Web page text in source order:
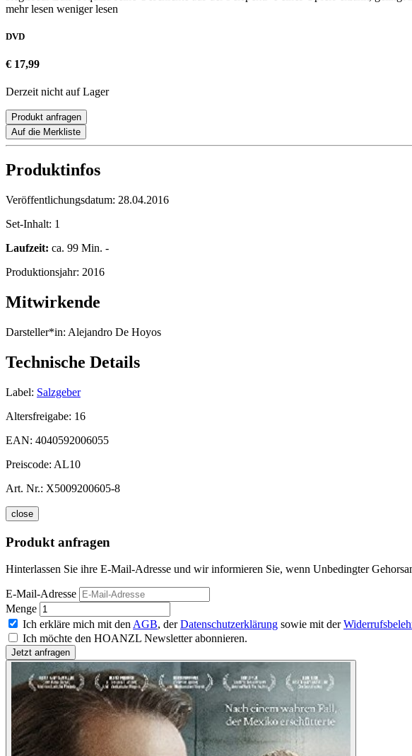
mehr lesen weniger lesen
DVD
€ 17,99
Derzeit nicht auf Lager
Produkt anfragen
Auf die Merkliste
Produktinfos
Veröffentlichungsdatum: 28.04.2016
Set-Inhalt: 1
Laufzeit: ca. 99 Min. -
Produktionsjahr: 2016
Mitwirkende
Darsteller*in: Alejandro De Hoyos
Technische Details
Label: Salzgeber
Altersfreigabe: 16
EAN: 4040592006055
Preiscode: AL10
Art. Nr.: X5009200605-8
close
Produkt anfragen
Hinterlassen Sie ihre E-Mail-Adresse und wir informieren Sie, wenn Unbedingter
E-Mail-Adresse
Menge
Ich erkläre mich mit den AGB, derDatenschutzerklärung sowie mit der
Ich möchte den HOANZL Newsletter abonnieren.